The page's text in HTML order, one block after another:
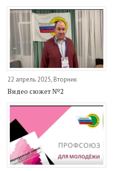
22 апрель 2025, Вторник
Видео сюжет №2